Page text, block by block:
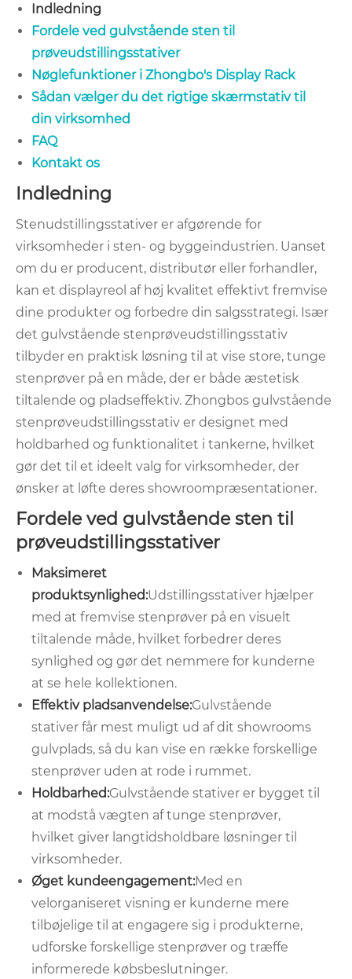
Indledning
Fordele ved gulvstående sten til
prøveudstillingsstativer
Nøglefunktioner i Zhongbo's Display Rack
Sådan vælger du det rigtige skærmstativ til
din virksomhed
FAQ
Kontakt os
Indledning
Stenudstillingsstativer er afgørende for
virksomheder i sten- og byggeindustrien. Uanset
om du er producent, distributør eller forhandler,
kan et displayreol af høj kvalitet effektivt fremvise
dine produkter og forbedre din salgsstrategi. Især
det gulvstående stenprøveudstillingsstativ
tilbyder en praktisk løsning til at vise store, tunge
stenprøver på en måde, der er både æstetisk
tiltalende og pladseffektiv. Zhongbos gulvstående
stenprøveudstillingsstativ er designet med
holdbarhed og funktionalitet i tankerne, hvilket
gør det til et ideelt valg for virksomheder, der
ønsker at løfte deres showroompræsentationer.
Fordele ved gulvstående sten til
prøveudstillingsstativer
Maksimeret
produktsynlighed:Udstillingsstativer hjælper
med at fremvise stenprøver på en visuelt
tiltalende måde, hvilket forbedrer deres
synlighed og gør det nemmere for kunderne
at se hele kollektionen.
Effektiv pladsanvendelse:Gulvstående
stativer får mest muligt ud af dit showrooms
gulvplads, så du kan vise en række forskellige
stenprøver uden at rode i rummet.
Holdbarhed:Gulvstående stativer er bygget til
at modstå vægten af ​​tunge stenprøver,
hvilket giver langtidsholdbare løsninger til
virksomheder.
Øget kundeengagement:Med en
velorganiseret visning er kunderne mere
tilbøjelige til at engagere sig i produkterne,
udforske forskellige stenprøver og træffe
informerede købsbeslutninger.